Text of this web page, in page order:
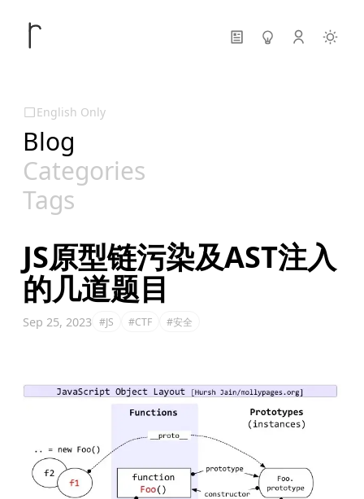
English Only
Blog
Categories
Tags
JS原型链污染及AST注入
的几道题目
Sep 25, 2023 #JS #CTF #安全